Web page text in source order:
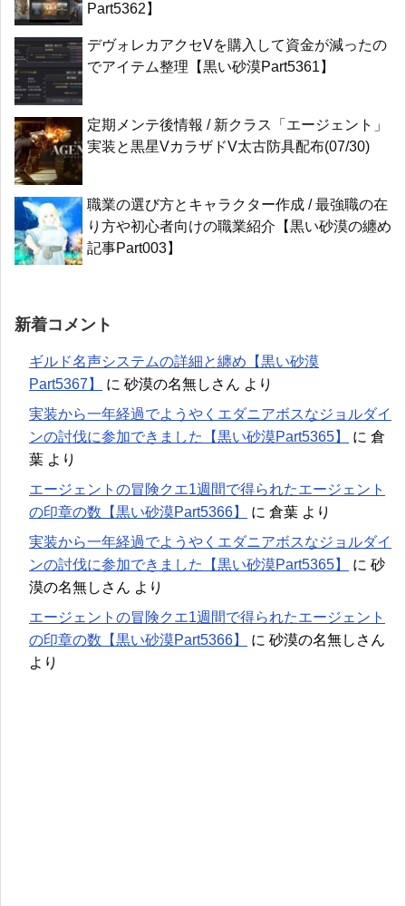
Part5362】
デヴォレカアクセVを購入して資金が減ったの
でアイテム整理【黒い砂漠Part5361】
定期メンテ後情報 / 新クラス「エージェント」
実装と黒星VカラザドV太古防具配布(07/30)
職業の選び方とキャラクター作成 / 最強職の在
り方や初心者向けの職業紹介【黒い砂漠の纏め
記事Part003】
新着コメント
ギルド名声システムの詳細と纏め【黒い砂漠
Part5367】
に 砂漠の名無しさん より
実装から一年経過でようやくエダニアボスなジョルダイ
ンの討伐に参加できました【黒い砂漠Part5365】
に 倉
葉 より
エージェントの冒険クエ1週間で得られたエージェント
の印章の数【黒い砂漠Part5366】
に 倉葉 より
実装から一年経過でようやくエダニアボスなジョルダイ
ンの討伐に参加できました【黒い砂漠Part5365】
に 砂
漠の名無しさん より
エージェントの冒険クエ1週間で得られたエージェント
の印章の数【黒い砂漠Part5366】
に 砂漠の名無しさん
より